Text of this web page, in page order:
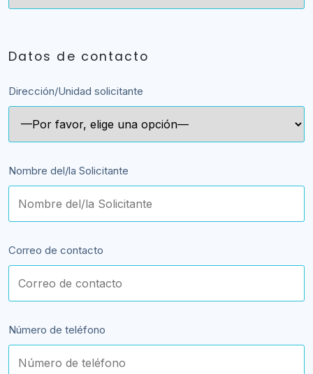
Datos de contacto
Dirección/Unidad solicitante
Nombre del/la Solicitante
Correo de contacto
Número de teléfono